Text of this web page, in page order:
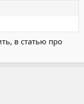
в статью про